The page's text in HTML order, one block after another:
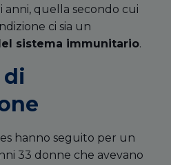
anni, quella secondo cui
ci sia un
sistema immunitario.
di
hanno seguito per un
33 donne che avevano